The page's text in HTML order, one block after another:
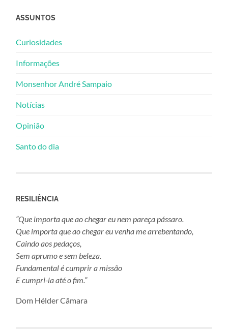
ASSUNTOS
Curiosidades
Informações
Monsenhor André Sampaio
Notícias
Opinião
Santo do dia
RESILIÊNCIA
“Que importa que ao chegar eu nem pareça pássaro.
Que importa que ao chegar eu venha me arrebentando,
Caindo aos pedaços,
Sem aprumo e sem beleza.
Fundamental é cumprir a missão
E cumpri-la até o fim.”
Dom Hélder Câmara